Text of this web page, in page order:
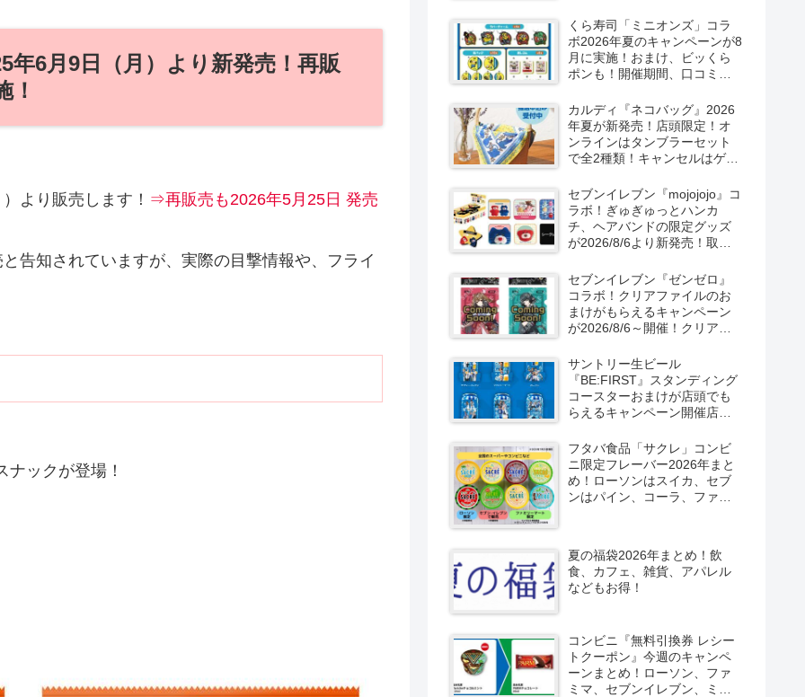
6月9日（月）より新発売！再販
！
より販売します！ ⇒再販売も2026年5月25日 発売
告知されていますが、実際の目撃情報や、フライ
ックが登場！
る！
くら寿司「ミニオンズ」コラ
ボ2026年夏のキャンペーンが8
月に実施！おまけ、ビッくら
ポンも！開催期間、口コミ、
カルディ『ネコバッグ』2026
年夏が新発売！店頭限定！オ
ンラインはタンブラーセット
で全2種類！キャンセルはゲリ
セブンイレブン『mojojojo』コ
ラボ！ぎゅぎゅっとハンカ
チ、ヘアバンドの限定グッズ
が2026/8/6より新発売！取扱
セブンイレブン『ゼンゼロ』
コラボ！クリアファイルのお
まけがもらえるキャンペーン
が2026/8/6～開催！クリアカ
売！
サントリー生ビール
『BE:FIRST』スタンディング
コースターおまけが店頭でも
らえるキャンペーン開催店は
定で6種類！見分け方！セブ
ン、ファミマ、ローソン、デ
イリーヤマザキ、ミニストッ
プなどで！クーラーバッグ
フタバ食品「サクレ」コンビ
ニ限定フレーバー2026年まと
め！ローソンはスイカ、セブ
ンはパイン、コーラ、ファミ
夏の福袋2026年まとめ！飲
食、カフェ、雑貨、アパレル
などもお得！
コンビニ『無料引換券 レシー
トクーポン』今週のキャンペ
ーンまとめ！ローソン、ファ
ミマ、セブンイレブン、ミニ